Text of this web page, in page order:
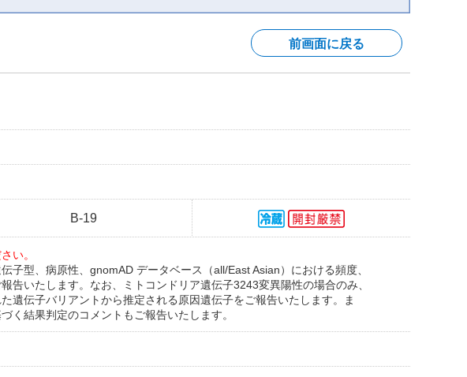
前画面に戻る
B-19
い。
子型、病原性、gnomAD データベース（all/East Asian）における頻度、
告いたします。なお、ミトコンドリア遺伝子3243変異陽性の場合のみ、
遺伝子バリアントから推定される原因遺伝子をご報告いたします。ま
く結果判定のコメントもご報告いたします。